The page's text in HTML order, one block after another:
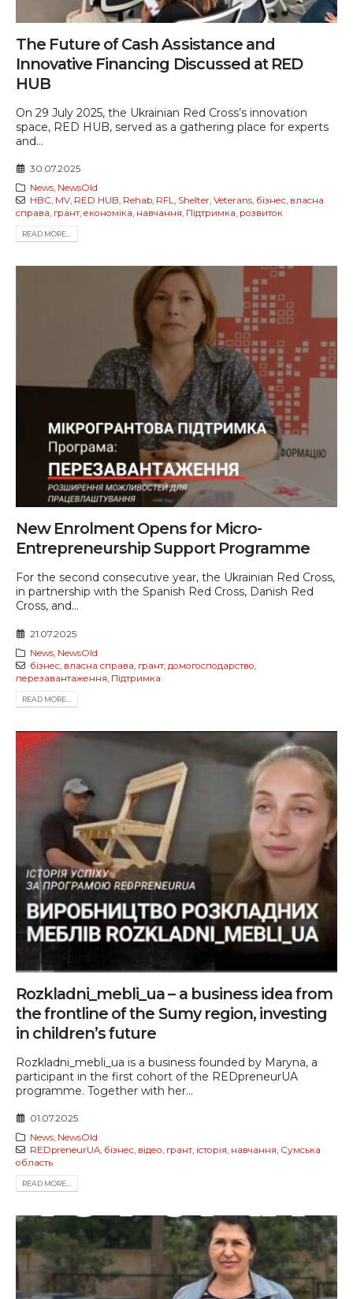
The Future of Cash Assistance and
Innovative Financing Discussed at RED
HUB
On 29 July 2025, the Ukrainian Red Cross’s innovation
space, RED HUB, served as a gathering place for experts
and...
30.07.2025
News, NewsOld
HBC, MV, RED HUB, Rehab, RFL, Shelter, Veterans, бізнес, власна
справа, грант, економіка, навчання, Підтримка, розвиток
READ MORE...
New Enrolment Opens for Micro-
Entrepreneurship Support Programme
For the second consecutive year, the Ukrainian Red Cross,
in partnership with the Spanish Red Cross, Danish Red
Cross, and...
21.07.2025
News, NewsOld
бізнес, власна справа, грант, домогосподарство,
перезавантаження, Підтримка
READ MORE...
Rozkladni_mebli_ua – a business idea from
the frontline of the Sumy region, investing
in children’s future
Rozkladni_mebli_ua is a business founded by Maryna, a
participant in the first cohort of the REDpreneurUA
programme. Together with her...
01.07.2025
News, NewsOld
REDpreneurUA, бізнес, відео, грант, історія, навчання, Сумська
область
READ MORE...